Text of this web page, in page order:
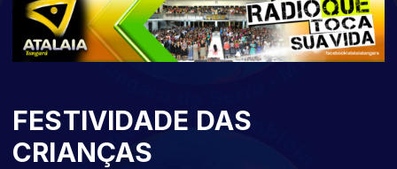
FESTIVIDADE DAS
CRIANÇAS